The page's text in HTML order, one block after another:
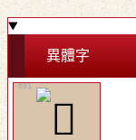
異體字